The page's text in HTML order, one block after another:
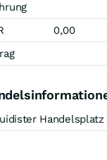
0,00
Handelsplatz